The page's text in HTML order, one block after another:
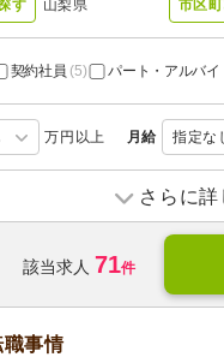
す 山梨県 市区
契約社員 (5) パート・アルバイ
万円以上 月給 指定な
ショ
齢者向け住宅(3) ケ
施設(3) 地
新
さらに
該当求人 71件
職事情